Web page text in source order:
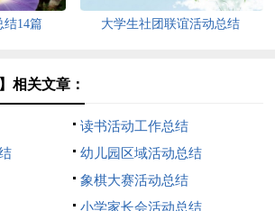
结14篇 大学生社团联谊活动总结
相关文章：
读书活动工作总结
幼儿园区域活动总结
象棋大赛活动总结
小学家长会活动总结